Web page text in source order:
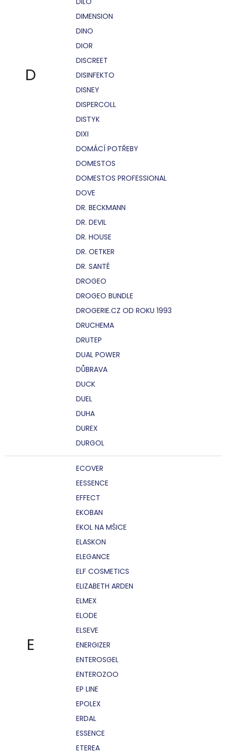
D
DIMENSION
DINO
DIOR
DISCREET
DISINFEKTO
DISNEY
DISPERCOLL
DISTYK
DIXI
DOMÁCÍ POTŘEBY
DOMESTOS
DOMESTOS PROFESSIONAL
DOVE
DR. BECKMANN
DR. DEVIL
DR. HOUSE
DR. OETKER
DR. SANTÉ
DROGEO
DROGEO BUNDLE
DROGERIE.CZ OD ROKU 1993
DRUCHEMA
DRUTEP
DUAL POWER
DŮBRAVA
DUCK
DUEL
DUHA
DUREX
DURGOL
E
ECOVER
EESSENCE
EFFECT
EKOBAN
EKOL NA MŠICE
ELASKON
ELEGANCE
ELF COSMETICS
ELIZABETH ARDEN
ELMEX
ELODE
ELSEVE
ENERGIZER
ENTEROSGEL
ENTEROZOO
EP LINE
EPOLEX
ERDAL
ESSENCE
ETEREA